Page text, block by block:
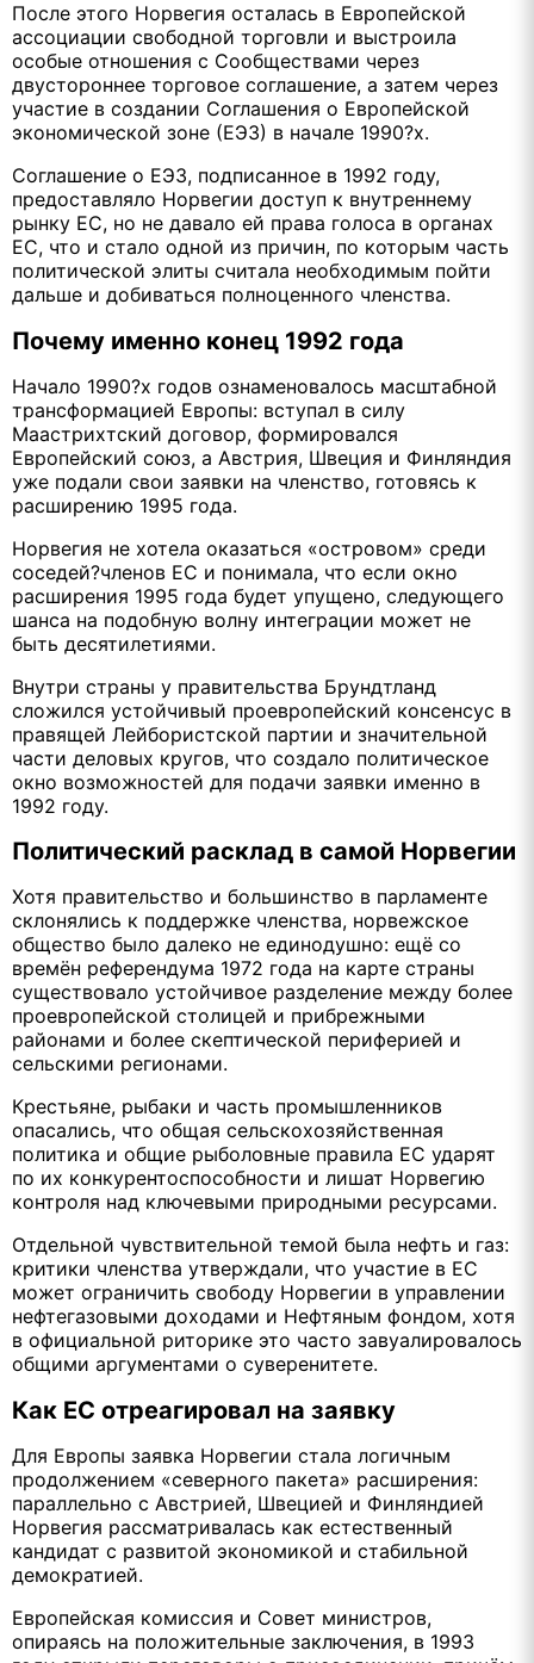
После этого Норвегия осталась в Европейской
ассоциации свободной торговли и выстроила
особые отношения с Сообществами через
двустороннее торговое соглашение, а затем через
участие в создании Соглашения о Европейской
экономической зоне (ЕЭЗ) в начале 1990?х.
Соглашение о ЕЭЗ, подписанное в 1992 году,
предоставляло Норвегии доступ к внутреннему
рынку ЕС, но не давало ей права голоса в органах
ЕС, что и стало одной из причин, по которым часть
политической элиты считала необходимым пойти
дальше и добиваться полноценного членства.
Почему именно конец 1992 года
Начало 1990?х годов ознаменовалось масштабной
трансформацией Европы: вступал в силу
Маастрихтский договор, формировался
Европейский союз, а Австрия, Швеция и Финляндия
уже подали свои заявки на членство, готовясь к
расширению 1995 года.
Норвегия не хотела оказаться «островом» среди
соседей?членов ЕС и понимала, что если окно
расширения 1995 года будет упущено, следующего
шанса на подобную волну интеграции может не
быть десятилетиями.
Внутри страны у правительства Брундтланд
сложился устойчивый проевропейский консенсус в
правящей Лейбористской партии и значительной
части деловых кругов, что создало политическое
окно возможностей для подачи заявки именно в
1992 году.
Политический расклад в самой Норвегии
Хотя правительство и большинство в парламенте
склонялись к поддержке членства, норвежское
общество было далеко не единодушно: ещё со
времён референдума 1972 года на карте страны
существовало устойчивое разделение между более
проевропейской столицей и прибрежными
районами и более скептической периферией и
сельскими регионами.
Крестьяне, рыбаки и часть промышленников
опасались, что общая сельскохозяйственная
политика и общие рыболовные правила ЕС ударят
по их конкурентоспособности и лишат Норвегию
контроля над ключевыми природными ресурсами.
Отдельной чувствительной темой была нефть и газ:
критики членства утверждали, что участие в ЕС
может ограничить свободу Норвегии в управлении
нефтегазовыми доходами и Нефтяным фондом, хотя
в официальной риторике это часто завуалировалось
общими аргументами о суверенитете.
Как ЕС отреагировал на заявку
Для Европы заявка Норвегии стала логичным
продолжением «северного пакета» расширения:
параллельно с Австрией, Швецией и Финляндией
Норвегия рассматривалась как естественный
кандидат с развитой экономикой и стабильной
демократией.
Европейская комиссия и Совет министров,
опираясь на положительные заключения, в 1993